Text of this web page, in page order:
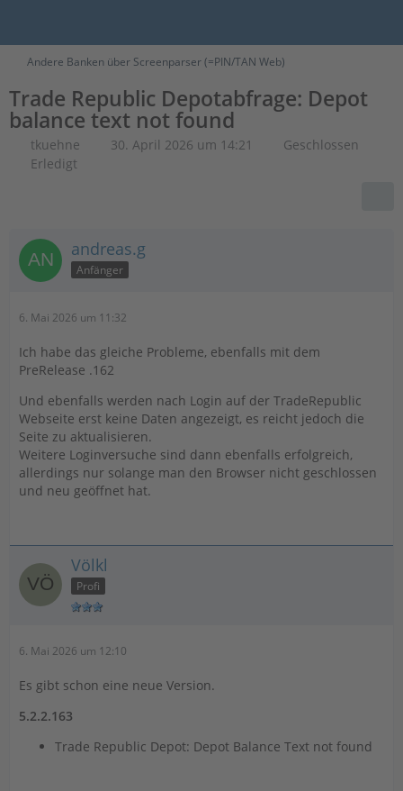
Andere Banken über Screenparser (=PIN/TAN Web)
Trade Republic Depotabfrage: Depot
balance text not found
tkuehne 30. April 2026 um 14:21
Geschlossen
Erledigt
andreas.g
Anfänger
6. Mai 2026 um 11:32
Ich habe das gleiche Probleme, ebenfalls mit dem
PreRelease .162
Und ebenfalls werden nach Login auf der TradeRepublic
Webseite erst keine Daten angezeigt, es reicht jedoch die
Seite zu aktualisieren.
Weitere Loginversuche sind dann ebenfalls erfolgreich,
allerdings nur solange man den Browser nicht geschlossen
und neu geöffnet hat.
Völkl
Profi
6. Mai 2026 um 12:10
Es gibt schon eine neue Version.
5.2.2.163
Trade Republic Depot: Depot Balance Text not found